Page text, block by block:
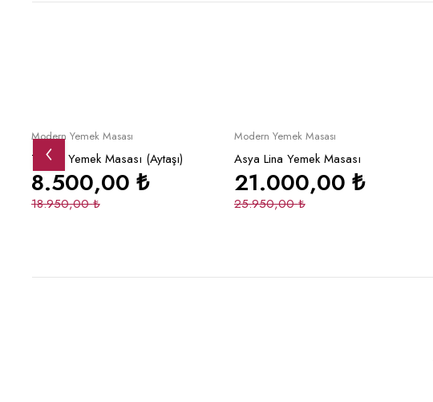
Sepete Ekle
Modern Yemek Masası
Torino Yemek Masası (Aytaşı)
18.950,00₺
8.500,00 ₺
Sepete Ekle
Modern Yemek Masası
Asya Lina Yemek Masası
25.950,00₺
21.000,00 ₺